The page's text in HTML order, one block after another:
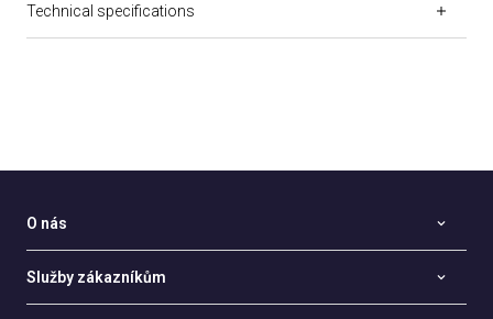
Technical specifications
O nás
Služby zákazníkům